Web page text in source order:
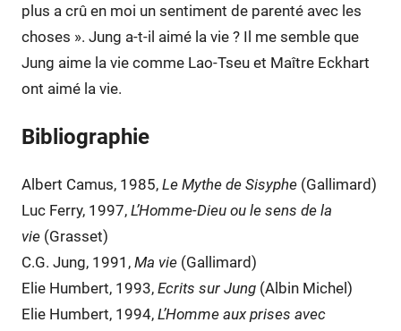
plus a crû en moi un sentiment de parenté avec les
choses ». Jung a-t-il aimé la vie ? Il me semble que
Jung aime la vie comme Lao-Tseu et Maître Eckhart
ont aimé la vie.
Bibliographie
Albert Camus, 1985,Le Mythe de Sisyphe (Gallimard)
Luc Ferry, 1997, L’Homme-Dieu ou le sens de la
vie (Grasset)
C.G. Jung, 1991, Ma vie (Gallimard)
Elie Humbert, 1993, Ecrits sur Jung(Albin Michel)
Elie Humbert, 1994, L’Homme aux prises avec